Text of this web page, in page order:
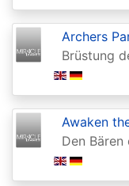
Take
the
Crown
Dark
Ascension
Darksteel
Dissension
Archers
Brüstung
Awaken
Den Bären